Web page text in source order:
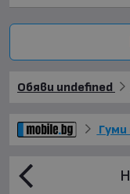
Обяви undefined